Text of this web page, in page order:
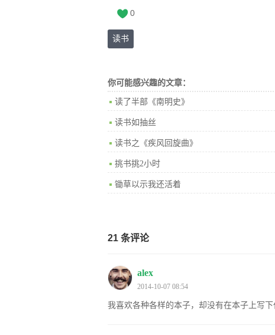
0
读书
你可能感兴趣的文章：
读了半部《南明史》
读书如抽丝
读书之《疾风回旋曲》
挑书挑2小时
锄草以示我还活着
21 条评论
alex
2014-10-07 08:54
我喜欢各种各样的本子，却没有在本子上写下